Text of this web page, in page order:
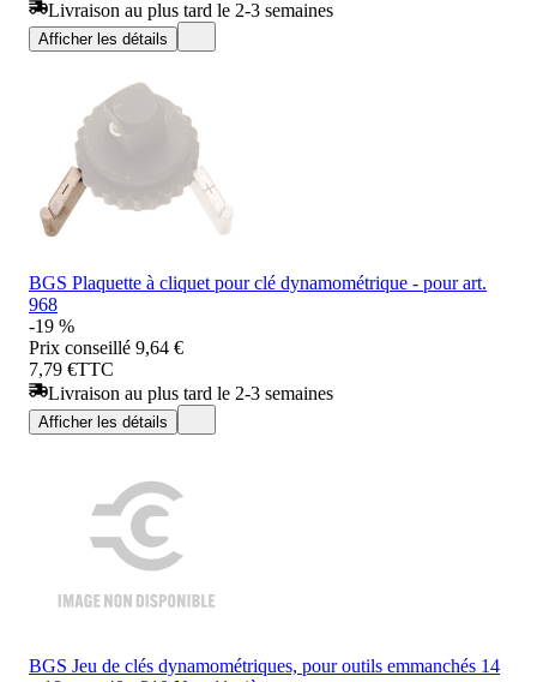
Livraison au plus tard le 2-3 semaines
Afficher les détails
BGS Plaquette à cliquet pour clé dynamométrique - pour art.
968
-19 %
Prix conseillé 9,64 €
7,79 €TTC
Livraison au plus tard le 2-3 semaines
Afficher les détails
BGS Jeu de clés dynamométriques, pour outils emmanchés 14